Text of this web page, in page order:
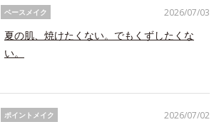
ベースメイク
夏の肌、焼けたくない。でもくずしたくな
い。
2026/07/03
ポイントメイク 2026/07/02